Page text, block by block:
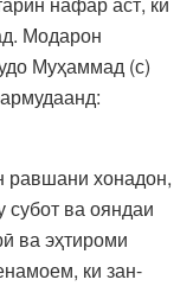
Модарон
Муҳаммад (с)
равшани хонадон,
ва ояндаи
ва эҳтироми
ки зан-